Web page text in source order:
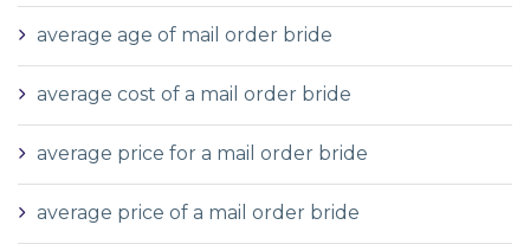
average age of mail order bride
average cost of a mail order bride
average price for a mail order bride
average price of a mail order bride